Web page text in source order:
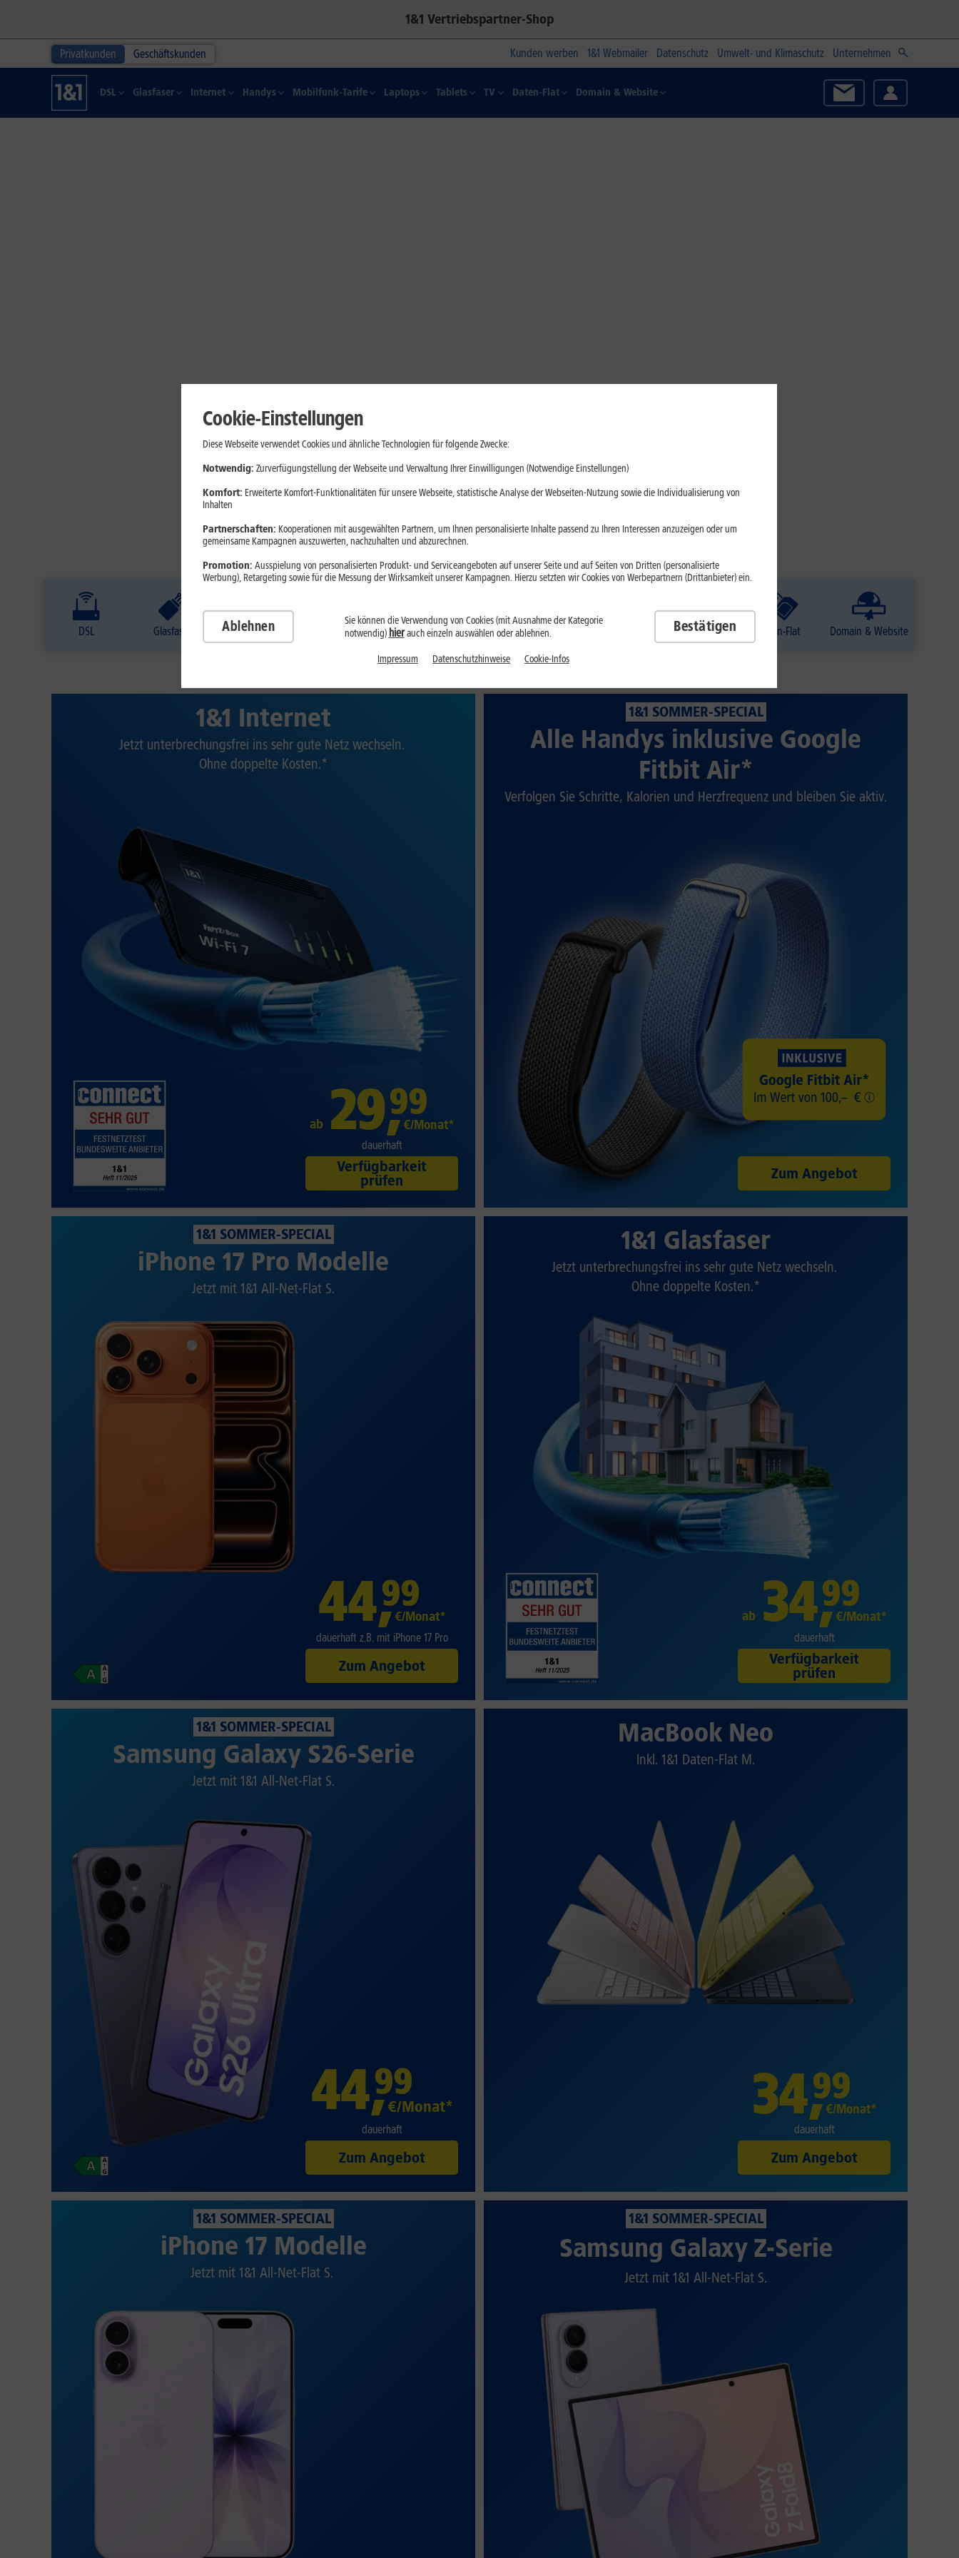
1&1 Vertriebspartner-Shop
Privatkunden Geschäftskunden Kunden werben 1&1 Webmailer Datenschutz Umwelt- und Klimaschutz Unternehmen
DSL Glasfaser Internet Handys Mobilfunk-Tarife Laptops Tablets TV Daten-Flat Domain & Website
DSL Glasfaser Internet Handys Mobilfunk-Tarife Laptops TV Daten-Flat Domain & Website
1&1 Internet
Jetzt unterbrechungsfrei ins sehr gute Netz wechseln.
Ohne doppelte Kosten.*
ab 29,99
€/Monat*
dauerhaft
Verfügbarkeit
prüfen
1&1 SOMMER-SPECIAL
Alle Handys inklusive Google
Fitbit Air*
Verfolgen Sie Schritte, Kalorien und Herzfrequenz und bleiben Sie aktiv.
Zum Angebot
1&1 SOMMER-SPECIAL
iPhone 17 Pro Modelle
Jetzt mit 1&1 All-Net-Flat S.
44,99
€/Monat*
dauerhaft z.B. mit iPhone 17 Pro
Zum Angebot
1&1 Glasfaser
Jetzt unterbrechungsfrei ins sehr gute Netz wechseln.
Ohne doppelte Kosten.*
ab 34,99
€/Monat*
dauerhaft
Verfügbarkeit
prüfen
1&1 SOMMER-SPECIAL
Samsung Galaxy S26-Serie
Jetzt mit 1&1 All-Net-Flat S.
44,99
€/Monat*
dauerhaft
Zum Angebot
MacBook Neo
Inkl. 1&1 Daten-Flat M.
34,99
€/Monat*
dauerhaft
Zum Angebot
1&1 SOMMER-SPECIAL
iPhone 17 Modelle
Jetzt mit 1&1 All-Net-Flat S.
1&1 SOMMER-SPECIAL
Samsung Galaxy Z-Serie
Jetzt mit 1&1 All-Net-Flat S.
Cookie-Einstellungen
Diese Webseite verwendet Cookies und ähnliche Technologien für folgende Zwecke:
Notwendig: Zurverfügungstellung der Webseite und Verwaltung Ihrer Einwilligungen (Notwendige Einstellungen)
Komfort: Erweiterte Komfort-Funktionalitäten für unsere Webseite, statistische Analyse der Webseiten-Nutzung sowie die Individualisierung von
Inhalten
Partnerschaften: Kooperationen mit ausgewählten Partnern, um Ihnen personalisierte Inhalte passend zu Ihren Interessen anzuzeigen oder um
gemeinsame Kampagnen auszuwerten, nachzuhalten und abzurechnen.
Promotion: Ausspielung von personalisierten Produkt- und Serviceangeboten auf unserer Seite und auf Seiten von Dritten (personalisierte
Werbung), Retargeting sowie für die Messung der Wirksamkeit unserer Kampagnen. Hierzu setzten wir Cookies von Werbepartnern (Drittanbieter) ein.
Ablehnen
Sie können die Verwendung von Cookies (mit Ausnahme der Kategorie
notwendig) hierauch einzeln auswählen oder ablehnen. Bestätigen
Impressum Datenschutzhinweise Cookie-Infos